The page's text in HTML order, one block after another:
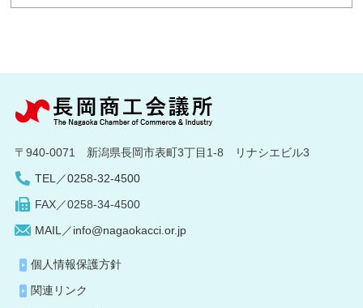
〒940-0071 新潟県長岡市表町3丁目1-8 リナシエビル3
TEL／0258-32-4500
FAX／0258-34-4500
MAIL／info@nagaokacci.or.jp
個人情報保護方針
関連リンク